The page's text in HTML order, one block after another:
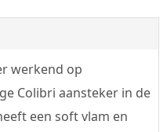
werkend op
Colibri aansteker in de
een soft vlam en